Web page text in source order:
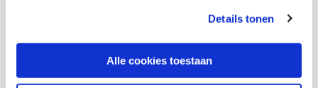
Details tonen
Alle cookies toestaan